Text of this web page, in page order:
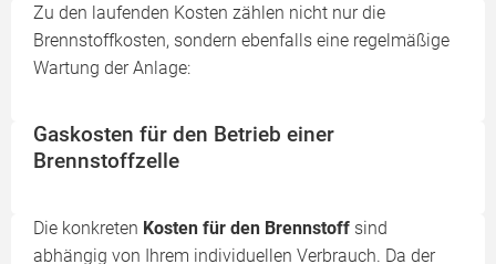
Zu den laufenden Kosten zählen nicht nur die
Brennstoffkosten, sondern ebenfalls eine regelmäßige
Wartung der Anlage:
Gaskosten für den Betrieb einer
Brennstoffzelle
Die konkreten Kosten für den Brennstoff sind
abhängig von Ihrem individuellen Verbrauch. Da der